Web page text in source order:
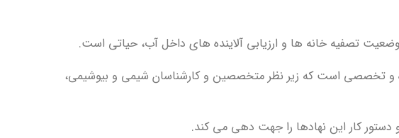
تصفیه خانه ها و ارزیابی آلاینده های داخل آب، حیاتی است.
و تخصصی است که زیر نظر متخصصین و کارشناسان شیمی و بیوشیمی،
دستور کار این نهادها را جهت دهی می کند.